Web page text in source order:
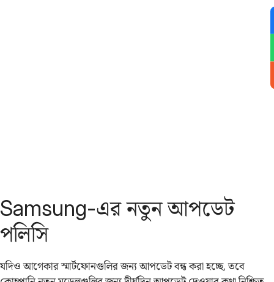
Samsung-এর নতুন আপডেট
পলিসি
যদিও আগেকার স্মার্টফোনগুলির জন্য আপডেট বন্ধ করা হচ্ছে, তবে